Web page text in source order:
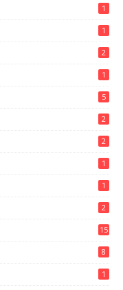
1
1
2
1
5
2
2
1
1
2
15
8
1